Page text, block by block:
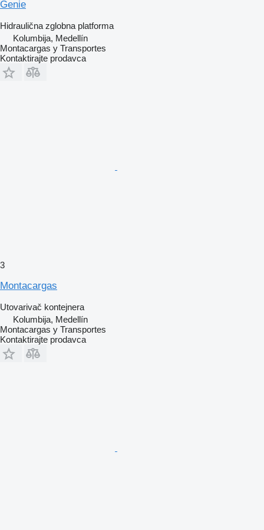
Genie
Hidraulična zglobna platforma
Kolumbija, Medellín
Montacargas y Transportes
Kontaktirajte prodavca
3
Montacargas
Utovarivač kontejnera
Kolumbija, Medellín
Montacargas y Transportes
Kontaktirajte prodavca